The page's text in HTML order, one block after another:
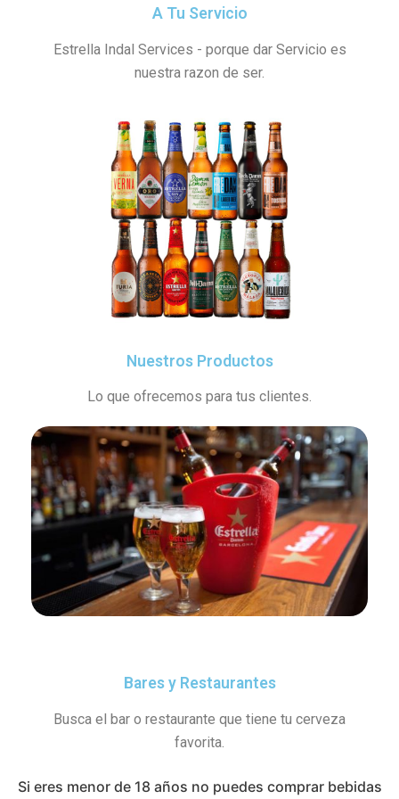
A Tu Servicio
Estrella Indal Services - porque dar Servicio es
nuestra razon de ser.
Nuestros Productos
Lo que ofrecemos para tus clientes.
Bares y Restaurantes
Busca el bar o restaurante que tiene tu cerveza
favorita.
Si eres menor de 18 años no puedes comprar bebidas